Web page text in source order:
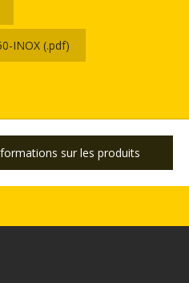
INOX (.pdf)
sur les produits